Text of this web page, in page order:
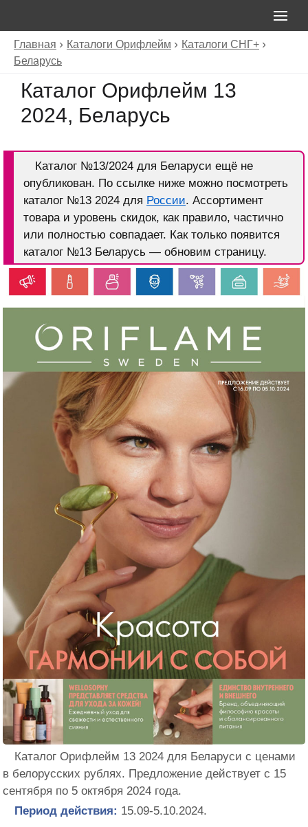
Главная Каталоги Орифлейм
Каталоги СНГ+
Беларусь
Каталог Орифлейм 13
2024, Беларусь
Каталог №13/2024 для Беларуси ещё не
опубликован. По ссылке ниже можно посмотреть
каталог №13 2024 для России. Ассортимент
товара и уровень скидок, как правило, частично
или полностью совпадает. Как только появится
каталог №13 Беларусь — обновим страницу.
Каталог Орифлейм 13 2024 для Беларуси с ценами
в белорусских рублях. Предложение действует с 15
сентября по 5 октября 2024 года.
Период действия: 15.09-5.10.2024.